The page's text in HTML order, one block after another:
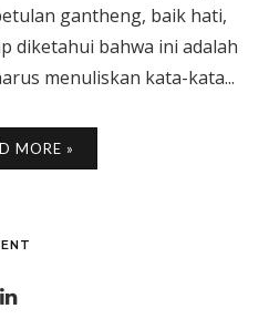
gantheng, baik hati,
diketahui bahwa ini adalah
menuliskan kata-kata...
MORE »